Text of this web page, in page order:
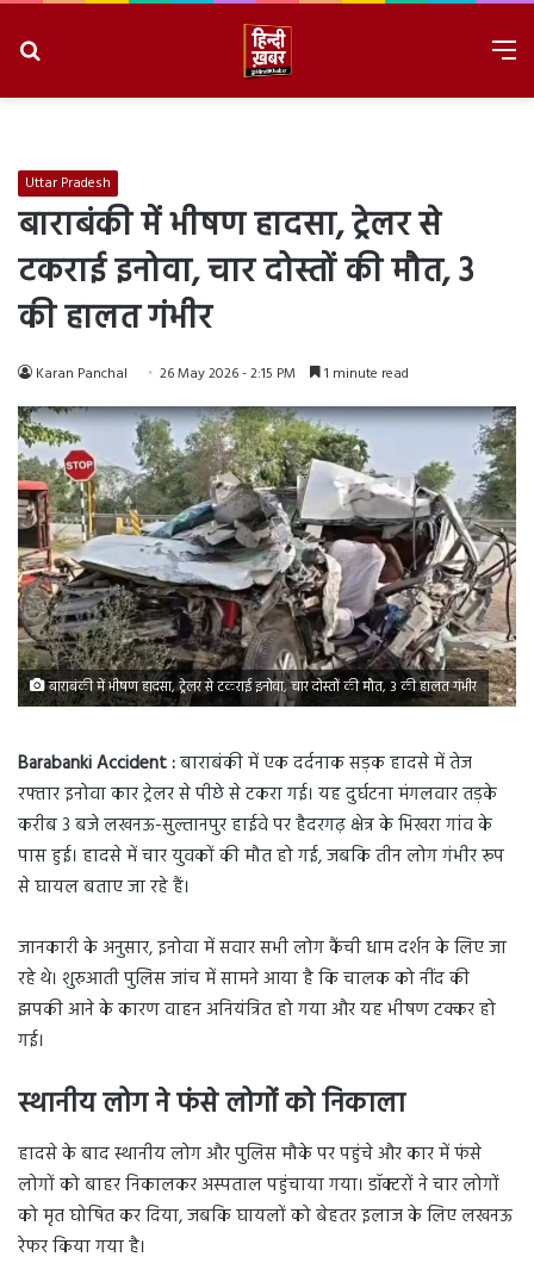
Uttar Pradesh
बाराबंकी में भीषण हादसा, ट्रेलर से
टकराई इनोवा, चार दोस्तों की मौत, 3
की हालत गंभीर
Karan Panchal 26 May 2026 - 2:15 PM 1 minute read
बाराबंकी में भीषण हादसा, ट्रेलर से टकराई इनोवा, चार दोस्तों की मौत, 3 की हालत गंभीर
Barabanki Accident :बाराबंकी में एक दर्दनाक सड़क हादसे में तेज
रफ्तार इनोवा कार ट्रेलर से पीछे से टकरा गई। यह दुर्घटना मंगलवार तड़के
करीब 3 बजे लखनऊ-सुल्तानपुर हाईवे पर हैदरगढ़ क्षेत्र के भिखरा गांव के
पास हुई। हादसे में चार युवकों की मौत हो गई, जबकि तीन लोग गंभीर रूप
से घायल बताए जा रहे हैं।
जानकारी के अनुसार, इनोवा में सवार सभी लोग कैंची धाम दर्शन के लिए जा
रहे थे। शुरुआती पुलिस जांच में सामने आया है कि चालक को नींद की
झपकी आने के कारण वाहन अनियंत्रित हो गया और यह भीषण टक्कर हो
गई।
स्थानीय लोग ने फंसे लोगों को निकाला
हादसे के बाद स्थानीय लोग और पुलिस मौके पर पहुंचे और कार में फंसे
लोगों को बाहर निकालकर अस्पताल पहुंचाया गया। डॉक्टरों ने चार लोगों
को मृत घोषित कर दिया, जबकि घायलों को बेहतर इलाज के लिए लखनऊ
रेफर किया गया है।